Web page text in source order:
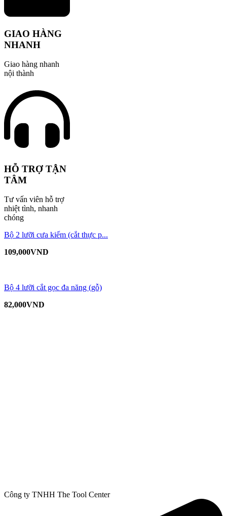
GIAO HÀNG
NHANH
Giao hàng nhanh
nội thành
HỖ TRỢ TẬN
TÂM
Tư vấn viên hỗ trợ
nhiệt tình, nhanh
chóng
Bộ 2 lưỡi cưa kiếm (cắt thực p...
109,000VND
Bộ 4 lưỡi cắt gọc đa năng (gỗ)
82,000VND
Công ty TNHH The Tool Center